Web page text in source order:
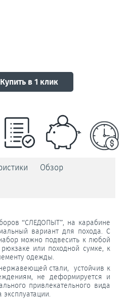
Купить в 1 клик
Обзор
“СЛЕДОПЫТ”, на карабине
вариант для похода. С
можно подвесить к любой
или походной сумке, к
одежды.
стали, устойчив к
не деформируется и
привлекательного вида